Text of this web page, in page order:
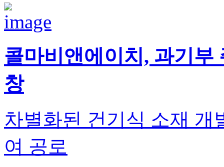
콜마비앤에이치, 과기
창
차별화된 건기식 소재 개
여 공로